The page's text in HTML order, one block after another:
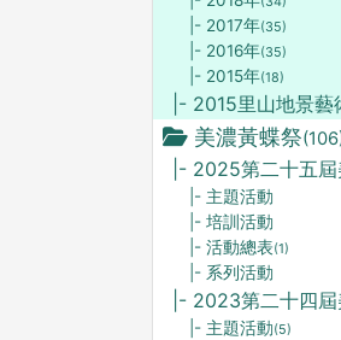
|- 2017年(35)
|- 2016年(35)
|- 2015年(18)
|- 2015里山地景藝
美濃黃蝶祭
|- 2025第二十五
|- 主題活動
|- 培訓活動
|- 活動總表(1)
|- 系列活動
|- 2023第二十四
|- 主題活動(5)